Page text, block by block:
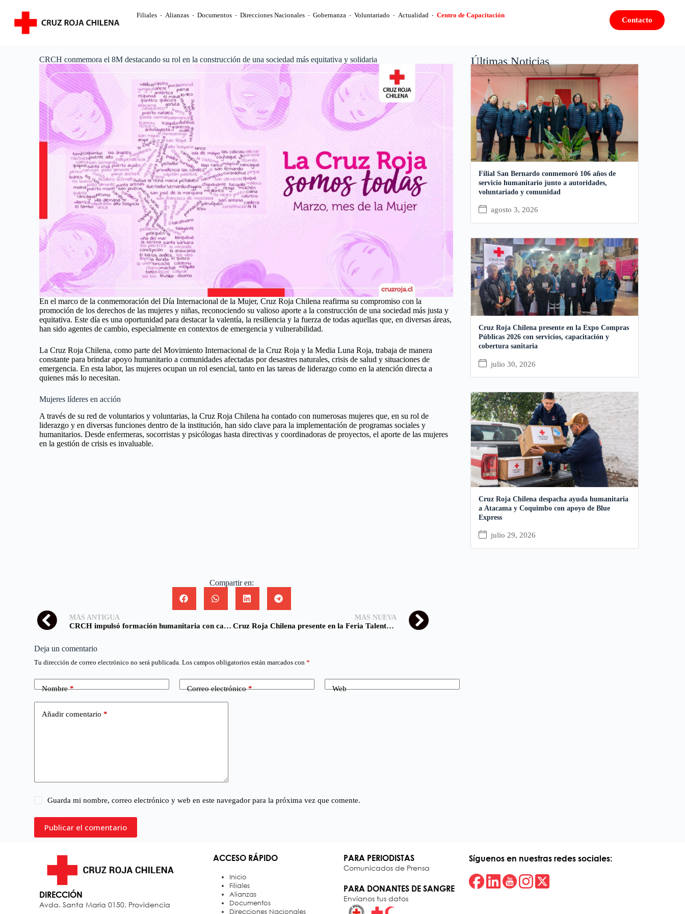
Filiales Alianzas Documentos Direcciones Nacionales Gobernanza Voluntariado Actualidad Centro de Capacitación
Contacto
CRCH conmemora el 8M destacando su rol en la construcción de una sociedad más equitativa y solidaria
En el marco de la conmemoración del Día Internacional de la Mujer, Cruz Roja Chilena reafirma su compromiso con la
promoción de los derechos de las mujeres y niñas, reconociendo su valioso aporte a la construcción de una sociedad más justa y
equitativa. Este día es una oportunidad para destacar la valentía, la resiliencia y la fuerza de todas aquellas que, en diversas áreas,
han sido agentes de cambio, especialmente en contextos de emergencia y vulnerabilidad.
La Cruz Roja Chilena, como parte del Movimiento Internacional de la Cruz Roja y la Media Luna Roja, trabaja de manera
constante para brindar apoyo humanitario a comunidades afectadas por desastres naturales, crisis de salud y situaciones de
emergencia. En esta labor, las mujeres ocupan un rol esencial, tanto en las tareas de liderazgo como en la atención directa a
quienes más lo necesitan.
Mujeres líderes en acción
A través de su red de voluntarios y voluntarias, la Cruz Roja Chilena ha contado con numerosas mujeres que, en su rol de
liderazgo y en diversas funciones dentro de la institución, han sido clave para la implementación de programas sociales y
humanitarios. Desde enfermeras, socorristas y psicólogas hasta directivas y coordinadoras de proyectos, el aporte de las mujeres
en la gestión de crisis es invaluable.
Últimas Noticias
Filial San Bernardo conmemoró 106 años de
servicio humanitario junto a autoridades,
voluntariado y comunidad
agosto 3, 2026
Cruz Roja Chilena presente en la Expo Compras
Públicas 2026 con servicios, capacitación y
cobertura sanitaria
julio 30, 2026
Cruz Roja Chilena despacha ayuda humanitaria
a Atacama y Coquimbo con apoyo de Blue
Express
julio 29, 2026
Compartir en:
MÁS ANTIGUA
CRCH impulsó formación humanitaria con capacitación intensiva de voluntarios en el norte
MÁS NUEVA
Cruz Roja Chilena presente en la Feria Talento Mujer Colina 2025
Deja un comentario
Tu dirección de correo electrónico no será publicada. Los campos obligatorios están marcados con*
Nombre* Correo electrónico* Web
Añadir comentario *
Guarda mi nombre, correo electrónico y web en este navegador para la próxima vez que comente.
Publicar el comentario
DIRECCIÓN
Avda. Santa María 0150, Providencia
ACCESO RÁPIDO
Inicio
Filiales
Alianzas
Documentos
Direcciones Nacionales
PARA PERIODISTAS
Comunicados de Prensa
PARA DONANTES DE SANGRE
Envíanos tus datos
Síguenos en nuestras redes sociales: